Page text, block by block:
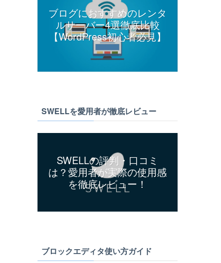
ブログにおすすめのレンタ
ルサーバー4選徹底比較
【WordPress初心者必見】
SWELLを愛用者が徹底レビュー
SWELLの評判・口コミ
は？愛用者が実際の使用感
を徹底レビュー！
ブロックエディタ使い方ガイド